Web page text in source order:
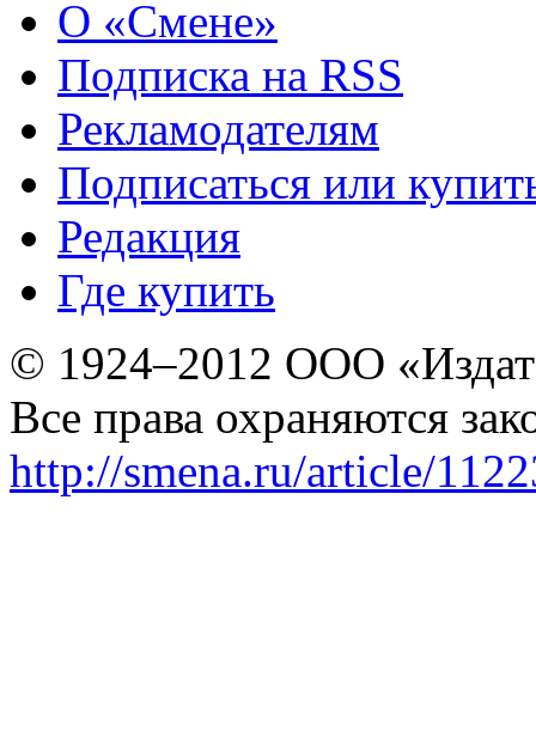
О «Смене»
Подписка на RSS
Рекламодателям
Подписаться или
Редакция
Где купить
© 1924–2012 ООО
Все права охраняются
http://smena.ru/article/